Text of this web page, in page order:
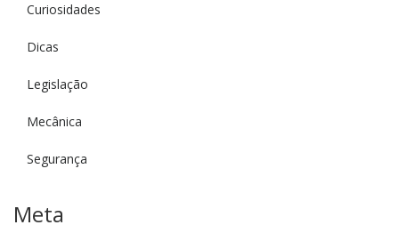
Curiosidades
Dicas
Legislação
Mecânica
Segurança
Meta